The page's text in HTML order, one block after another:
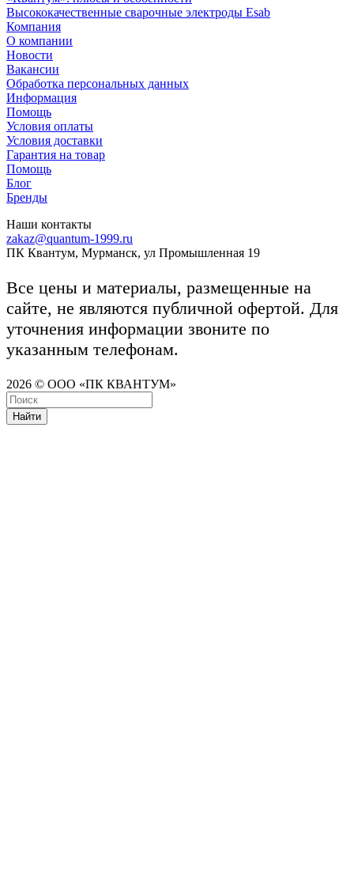
Высококачественные сварочные электроды Esab
Компания
О компании
Новости
Вакансии
Обработка персональных данных
Информация
Помощь
Условия оплаты
Условия доставки
Гарантия на товар
Помощь
Блог
Бренды
Наши контакты
zakaz@quantum-1999.ru
ПК Квантум, Мурманск, ул Промышленная 19
Все цены и материалы, размещенные на
сайте, не являются публичной офертой. Для
уточнения информации звоните по
указанным телефонам.
2026 © ООО «ПК КВАНТУМ»
Найти